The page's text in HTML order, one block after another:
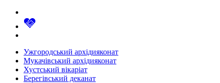
Ужгородський архідияконат
Мукачівський архідияконат
Хустський вікаріат
Берегівський деканат